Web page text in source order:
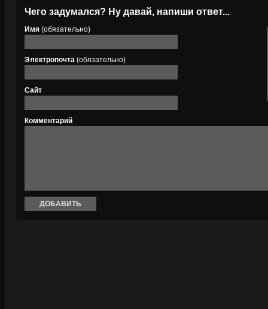
Чего задумался? Ну давай, напиши ответ...
Имя (обязательно)
Электропочта (обязательно)
Сайт
Комментарий